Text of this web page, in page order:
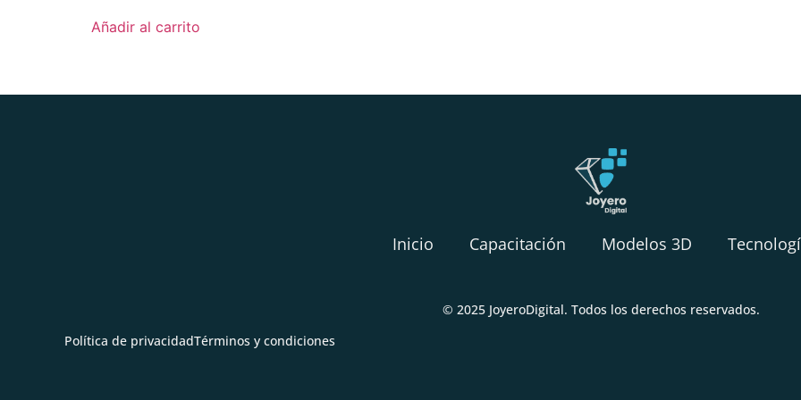
Añadir al carrito
Inicio Capacitación Modelos 3D
© 2025 JoyeroDigital. Todos los derechos reservados.
Política de privacidadTérminos y condiciones